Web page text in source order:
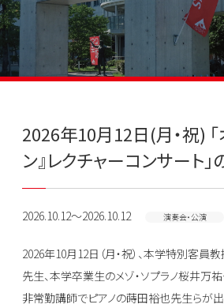
2026年10月12日(月・祝) 「
ン』レクチャーコンサート」
2026.10.12～2026.10.12 演奏会・公演
2026年10月12日（月・祝）、本学特別客員
先生、本学卒業生のメゾ・ソプラノ桜井万
非常勤講師でピアノの蒔田裕也先生らが出